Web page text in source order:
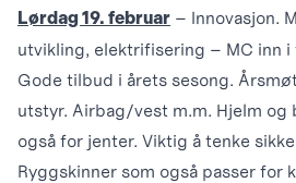
Lørdag 19. februar – Innovasjon.
utvikling, elektrifisering – MC inn
Gode tilbud i årets sesong.
utstyr. Airbag/vest m.m. Hjelm og
også for jenter. Viktig å tenke
Ryggskinner som også passer for